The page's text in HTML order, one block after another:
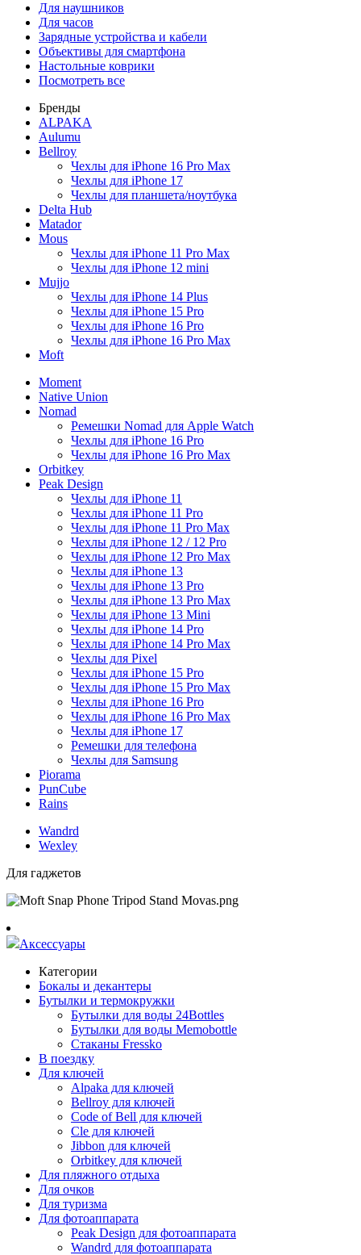
Для наушников
Для часов
Зарядные устройства и кабели
Объективы для смартфона
Настольные коврики
Посмотреть все
Бренды
ALPAKA
Aulumu
Bellroy
Чехлы для iPhone 16 Pro Max
Чехлы для iPhone 17
Чехлы для планшета/ноутбука
Delta Hub
Matador
Mous
Чехлы для iPhone 11 Pro Max
Чехлы для iPhone 12 mini
Mujjo
Чехлы для iPhone 14 Plus
Чехлы для iPhone 15 Pro
Чехлы для iPhone 16 Pro
Чехлы для iPhone 16 Pro Max
Moft
Moment
Native Union
Nomad
Ремешки Nomad для Apple Watch
Чехлы для iPhone 16 Pro
Чехлы для iPhone 16 Pro Max
Orbitkey
Peak Design
Чехлы для iPhone 11
Чехлы для iPhone 11 Pro
Чехлы для iPhone 11 Pro Max
Чехлы для iPhone 12 / 12 Pro
Чехлы для iPhone 12 Pro Max
Чехлы для iPhone 13
Чехлы для iPhone 13 Pro
Чехлы для iPhone 13 Pro Max
Чехлы для iPhone 13 Mini
Чехлы для iPhone 14 Pro
Чехлы для iPhone 14 Pro Max
Чехлы для Pixel
Чехлы для iPhone 15 Pro
Чехлы для iPhone 15 Pro Max
Чехлы для iPhone 16 Pro
Чехлы для iPhone 16 Pro Max
Чехлы для iPhone 17
Ремешки для телефона
Чехлы для Samsung
Piorama
PunCube
Rains
Wandrd
Wexley
Для гаджетов
Аксессуары
Категории
Бокалы и декантеры
Бутылки и термокружки
Бутылки для воды 24Bottles
Бутылки для воды Memobottle
Стаканы Fressko
В поездку
Для ключей
Alpaka для ключей
Bellroy для ключей
Code of Bell для ключей
Cle для ключей
Jibbon для ключей
Orbitkey для ключей
Для пляжного отдыха
Для очков
Для туризма
Для фотоаппарата
Peak Design для фотоаппарата
Wandrd для фотоаппарата